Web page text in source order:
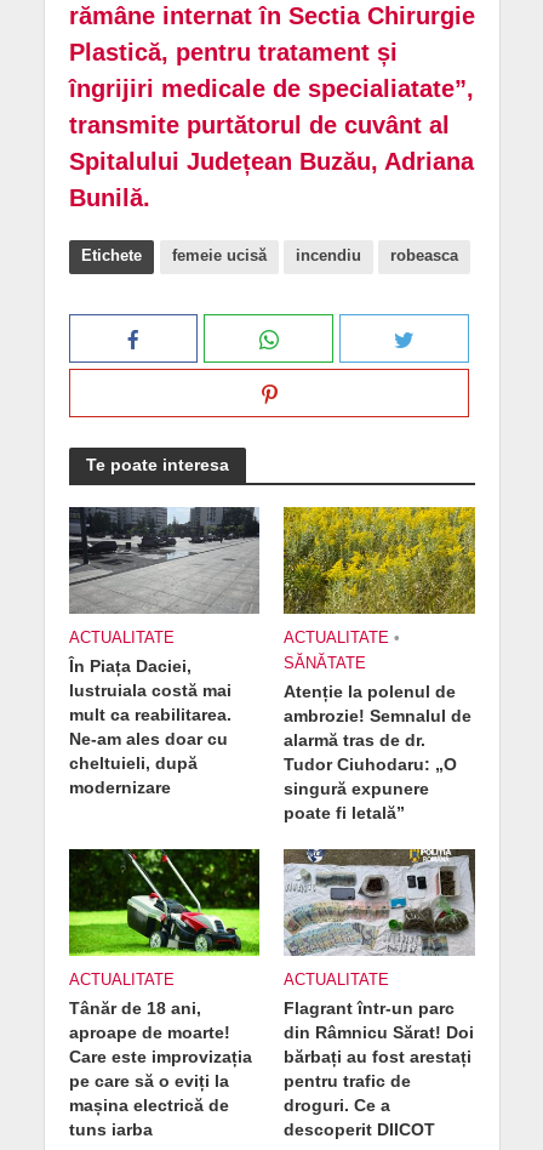
rămâne internat în Sectia Chirurgie
Plastică, pentru tratament și
îngrijiri medicale de specialiatate”,
transmite purtătorul de cuvânt al
Spitalului Județean Buzău, Adriana
Bunilă.
Etichete femeie ucisă incendiu robeasca
Te poate interesa
ACTUALITATE
În Piața Daciei,
lustruiala costă mai
mult ca reabilitarea.
Ne-am ales doar cu
cheltuieli, după
modernizare
ACTUALITATE •
SĂNĂTATE
Atenție la polenul de
ambrozie! Semnalul de
alarmă tras de dr.
Tudor Ciuhodaru: „O
singură expunere
poate fi letală”
ACTUALITATE
Tânăr de 18 ani,
aproape de moarte!
Care este improvizația
pe care să o eviți la
mașina electrică de
tuns iarba
ACTUALITATE
Flagrant într-un parc
din Râmnicu Sărat! Doi
bărbați au fost arestați
pentru trafic de
droguri. Ce a
descoperit DIICOT